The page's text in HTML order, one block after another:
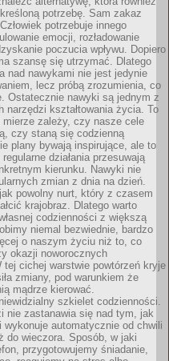
potrzebę. Sam zakaz
potrzebuje innego
emocji, rozładowanie
poczucia wpływu. Dopiero
szansę się utrzymać. Dlatego
nad nawykami nie jest jedynie
lecz próbą zrozumienia, co
Ostatecznie nawyki są jednym z
narzędzi kształtowania życia. To
mierze zależy, czy nasze cele
czy staną się codzienną
plany bywają inspirujące, ale to
regularne działania przesuwają
kierunku. Nawyki nie
zmian z dnia na dzień.
powolny nurt, który z czasem
krajobraz. Dlatego warto
codzienności z większą
niemal bezwiednie, bardzo
o naszym życiu niż to, co
okazji noworocznych
tej cichej warstwie powtórzeń kryje
zmiany, pod warunkiem że
mądrze kierować.
szkielet codzienności.
nie zastanawia się nad tym, jak
wykonuje automatycznie od chwili
do wieczora. Sposób, w jaki
przygotowujemy śniadanie,